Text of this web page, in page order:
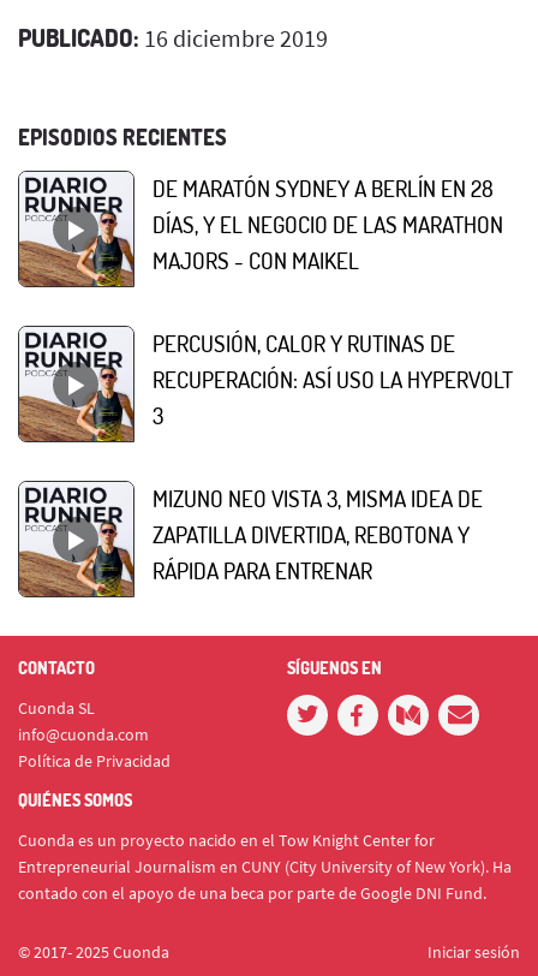
PUBLICADO: 16 diciembre 2019
EPISODIOS RECIENTES
DE MARATÓN SYDNEY A BERLÍN EN 28
DÍAS, Y EL NEGOCIO DE LAS MARATHON
MAJORS - CON MAIKEL
PERCUSIÓN, CALOR Y RUTINAS DE
RECUPERACIÓN: ASÍ USO LA HYPERVOLT
3
MIZUNO NEO VISTA 3, MISMA IDEA DE
ZAPATILLA DIVERTIDA, REBOTONA Y
RÁPIDA PARA ENTRENAR
CONTACTO
Cuonda SL
info@cuonda.com
Política de Privacidad
SÍGUENOS EN
QUIÉNES SOMOS
Cuonda es un proyecto nacido en el Tow Knight Center for
Entrepreneurial Journalism en CUNY (City University of New York). Ha
contado con el apoyo de una beca por parte de Google DNI Fund.
© 2017- 2025 Cuonda Iniciar sesión